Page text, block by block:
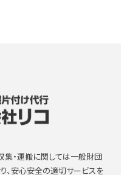
集・運搬に関しては一般財団
、安心安全の適切サービスを